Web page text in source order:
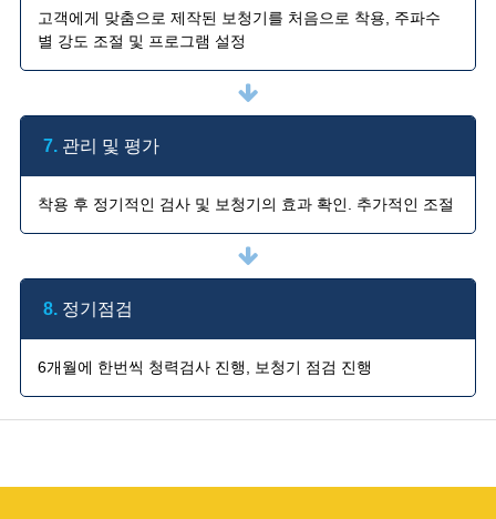
고객에게 맞춤으로 제작된 보청기를 처음으로 착용, 주파수
별 강도 조절 및 프로그램 설정
7.관리 및 평가
착용 후 정기적인 검사 및 보청기의 효과 확인. 추가적인 조절
8.정기점검
6개월에 한번씩 청력검사 진행, 보청기 점검 진행